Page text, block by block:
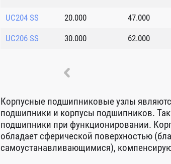
UC204 SS 20.000 47.000
UC206 SS 30.000 62.000
Корпусные подшипниковые узлы
подшипники и корпусы подшипников.
подшипники при функционировании.
обладает сферической поверхностью
самоустанавливающимися),